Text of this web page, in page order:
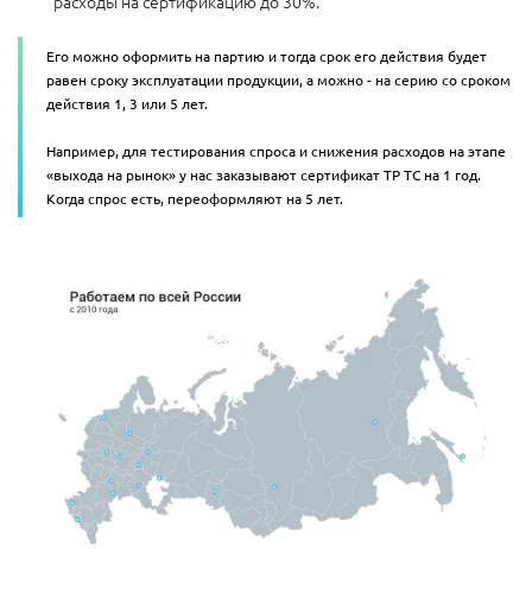
Его можно оформить на партию и тогда срок его действия будет
равен сроку эксплуатации продукции, а можно - на серию со сроком
действия 1, 3 или 5 лет.
Например, для тестирования спроса и снижения расходов на этапе
«выхода на рынок» у нас заказывают сертификат ТР ТС на 1 год.
Когда спрос есть, переоформляют на 5 лет.